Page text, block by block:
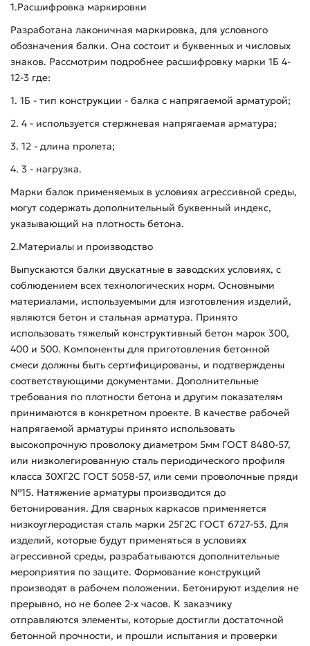
1.Расшифровка маркировки
Разработана лаконичная маркировка, для условного
обозначения балки. Она состоит и буквенных и числовых
знаков. Рассмотрим подробнее расшифровку марки 1Б 4-
12-3 где:
1. 1Б - тип конструкции - балка с напрягаемой арматурой;
2. 4 - используется стержневая напрягаемая арматура;
3. 12 - длина пролета;
4. 3 - нагрузка.
Марки балок применяемых в условиях агрессивной среды,
могут содержать дополнительный буквенный индекс,
указывающий на плотность бетона.
2.Материалы и производство
Выпускаются балки двускатные в заводских условиях, с
соблюдением всех технологических норм. Основными
материалами, используемыми для изготовления изделий,
являются бетон и стальная арматура. Принято
использовать тяжелый конструктивный бетон марок 300,
400 и 500. Компоненты для приготовления бетонной
смеси должны быть сертифицированы, и подтверждены
соответствующими документами. Дополнительные
требования по плотности бетона и другим показателям
принимаются в конкретном проекте. В качестве рабочей
напрягаемой арматуры принято использовать
высокопрочную проволоку диаметром 5мм ГОСТ 8480-57,
или низколегированную сталь периодического профиля
класса 30ХГ2С ГОСТ 5058-57, или семи проволочные пряди
№15. Натяжение арматуры производится до
бетонирования. Для сварных каркасов применяется
низкоуглеродистая сталь марки 25Г2С ГОСТ 6727-53. Для
изделий, которые будут применяться в условиях
агрессивной среды, разрабатываются дополнительные
мероприятия по защите. Формование конструкций
производят в рабочем положении. Бетонируют изделия не
прерывно, но не более 2-х часов. К заказчику
отправляются элементы, которые достигли достаточной
бетонной прочности, и прошли испытания и проверки